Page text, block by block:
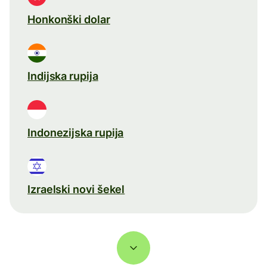
Honkonški dolar
Indijska rupija
Indonezijska rupija
Izraelski novi šekel